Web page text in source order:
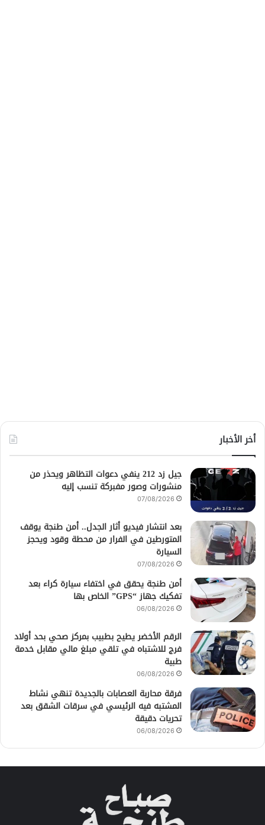
أخر الأخبار
جيل زد 212 ينفي دعوات التظاهر ويحذر من
منشورات وصور مفبركة تنسب إليه
07/08/2026
بعد انتشار فيديو أثار الجدل.. أمن طنجة يوقف
المتورطين في الفرار من محطة وقود ويحجز
السيارة
07/08/2026
أمن طنجة يحقق في اختفاء سيارة كراء بعد
تفكيك جهاز “GPS” الخاص بها
06/08/2026
الرقم الأخضر يطيح بطبيب بمركز صحي بحد أولاد
فرج للاشتباه في تلقي مبلغ مالي مقابل خدمة
طبية
06/08/2026
فرقة محاربة العصابات بالجديدة تنهي نشاط
المشتبه فيه الرئيسي في سرقات الشقق بعد
تحريات دقيقة
06/08/2026